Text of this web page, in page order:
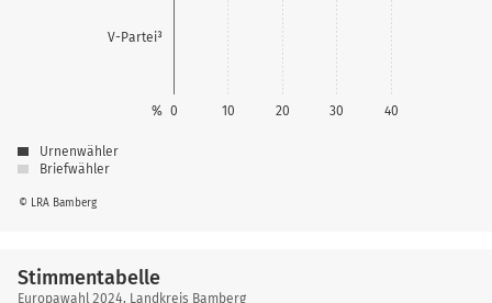
V-Partei³
0 10 20 30 40
%
© LRA Bamberg
Urnenwähler
Briefwähler
Stimmentabelle
Europawahl 2024, Landkreis Bamberg